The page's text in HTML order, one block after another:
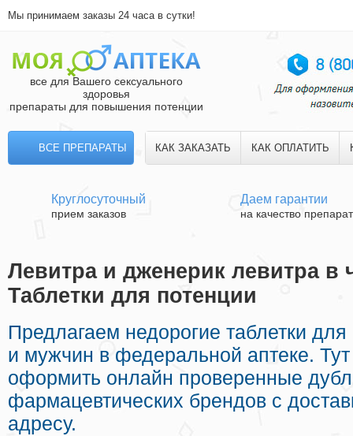
Мы принимаем заказы 24 часа в сутки!
все для Вашего сексуального
здоровья
препараты для повышения потенции
ВСЕ ПРЕПАРАТЫ КАК ЗАКАЗАТЬ КАК ОПЛАТИТЬ
Круглосуточный
прием заказов
Даем гарантии
на качество
Левитра и дженерик левитра в
Таблетки для потенции
Предлагаем недорогие таблетки
и мужчин в федеральной аптеке.
оформить онлайн проверенные
фармацевтических брендов с
адресу.